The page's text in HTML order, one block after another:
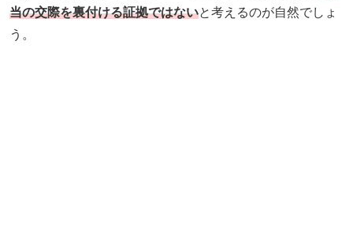
当の交際を裏付ける証拠ではないと考えるのが自然でしょ
う。